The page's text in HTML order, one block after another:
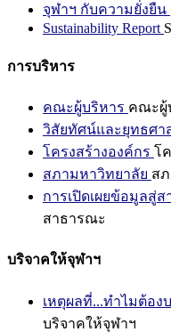
จุฬาฯ กับความยั่งยืน
Sustainability Report
การบริหาร
คณะผู้บริหาร คณะผู้
วิสัยทัศน์และยุทธศา
โครงสร้างองค์กร โ
สภามหาวิทยาลัย ส
การเปิดเผยข้อมูลสู่
สาธารณะ
บริจาคให้จุฬาฯ
เหตุผลที่...ทำไมต้อง
บริจาคให้จุฬาฯ